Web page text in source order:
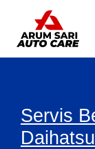
konten
Servis
Daihatsu